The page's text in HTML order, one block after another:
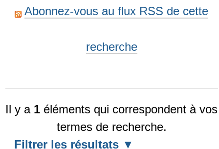
Abonnez-vous au flux RSS de cette
recherche
Il y a 1 éléments qui correspondent à vos
termes de recherche.
Filtrer les résultats